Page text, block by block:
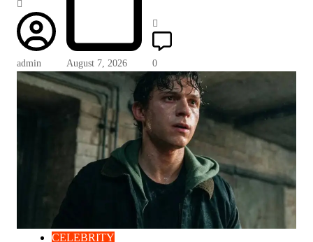
admin August 7, 2026 0
CELEBRITY